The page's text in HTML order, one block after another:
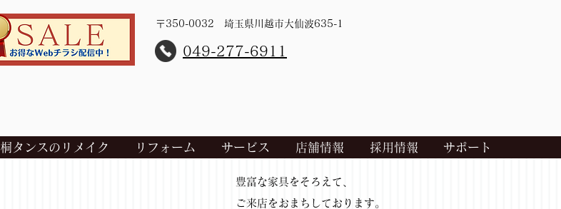
〒350-0032 埼玉県川越市大仙波635-1
​049-277-6911
桐タンスのリメイク リフォーム サービス 店舗情報 採用情報 サポート
​豊富な家具をそろえて、
ご来店をおまちしております。